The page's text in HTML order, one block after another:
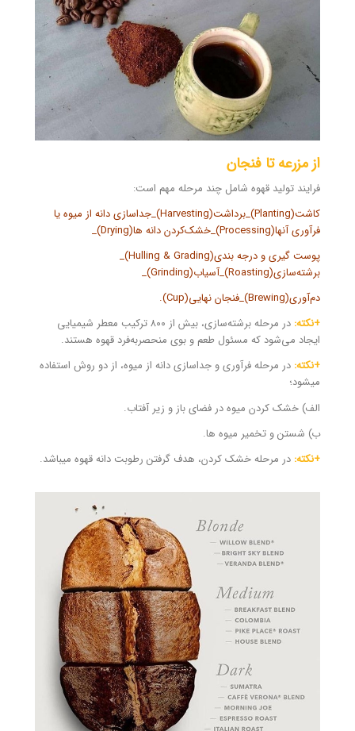
از مزرعه تا فنجان
فرایند تولید قهوه شامل چند مرحله مهم است:
کاشت(Planting)_برداشت(Harvesting)_جداسازی دانه از میوه یا
فرآوری آنها(Processing)_خشک‌کردن دانه ها(Drying)_
پوست گیری و درجه بندی(Hulling & Grading)_
برشته‌سازی(Roasting)_آسیاب(Grinding)_
دم‌آوری(Brewing)_فنجان نهایی(Cup).
+نکته:
در مرحله برشته‌سازی، بیش از ۸۰۰ ترکیب معطر شیمیایی
ایجاد می‌شود که مسئول طعم و بوی منحصربه‌فرد قهوه هستند.
+نکته: در مرحله فرآوری و جداسازی دانه از میوه، از دو‌ روش استفاده
میشود؛
الف) خشک کردن میوه در فضای باز و زیر آفتاب.
ب) شستن و تخمیر میوه ها.
+نکته: در مرحله خشک کردن، هدف گرفتن رطوبت دانه قهوه میباشد.